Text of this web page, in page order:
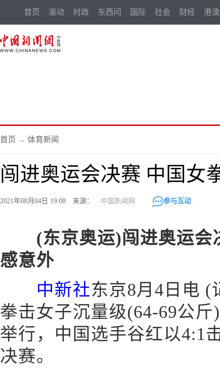
首页 滚动 时政 东西问 国际 社会 财经 港澳
首页 → 体育新闻
闯进奥运会决赛 中国女
2021年08月04日 19:08 来源： 中国新闻网 参与互动
(东京奥运)闯进奥运
感意外
中新社东京8月4日电 (
拳击女子沉量级(64-69公
举行，中国选手谷红以4:1
决赛。